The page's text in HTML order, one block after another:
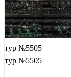
тур №5505
тур №5505